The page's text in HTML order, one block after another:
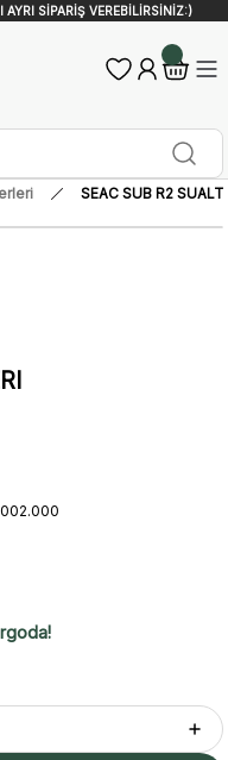
SİPARİŞ VEREBİLİRSİNİZ:)
SEAC SUB R2